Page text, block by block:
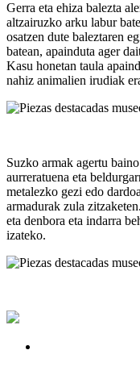
Gerra eta ehiza balezta
altzairuzko arku labur
osatzen dute baleztaren
batean, apainduta ager
Kasu honetan taula
nahiz animalien irudiak
Suzko armak agertu
aurreratuena eta
metalezko gezi edo
armadurak zula
eta denbora eta indarra
izateko.